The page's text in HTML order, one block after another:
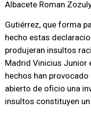
Albacete Roman
Gutiérrez, que forma
hecho estas
produjeran insultos
Madrid Vinicius Junior
hechos han provocado
abierto de oficio una
insultos constituyen